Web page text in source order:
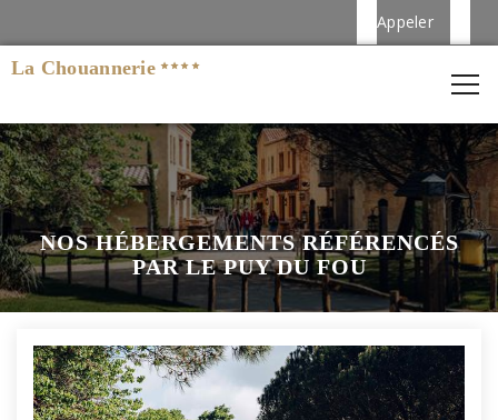
Appeler
La Chouannerie
NOS HÉBERGEMENTS RÉFÉRENCÉS
PAR LE PUY DU FOU